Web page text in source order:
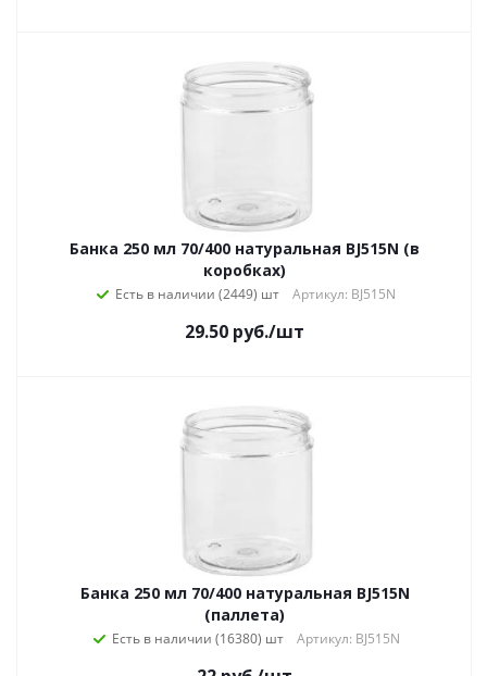
Банка 250 мл 70/400 натуральная BJ515N (в
коробках)
Есть в наличии (2449) Артикул: BJ515N
29.50 руб./шт
Банка 250 мл 70/400 натуральная BJ515N
(паллета)
Есть в наличии (16380) Артикул: BJ515N